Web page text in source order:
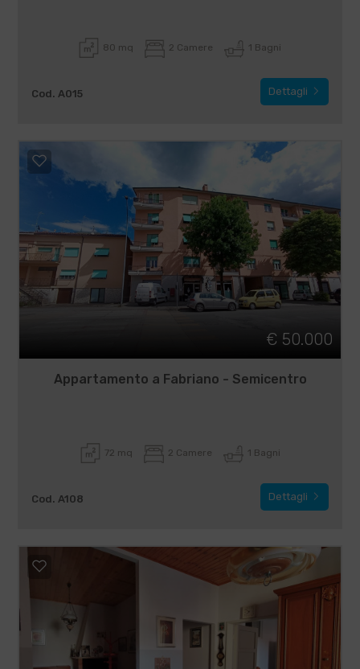
80 mq 2 Camere 1 Bagni
Cod. A015 Dettagli
€ 50.000
Appartamento a Fabriano - Semicentro
72 mq 2 Camere 1 Bagni
Cod. A108 Dettagli